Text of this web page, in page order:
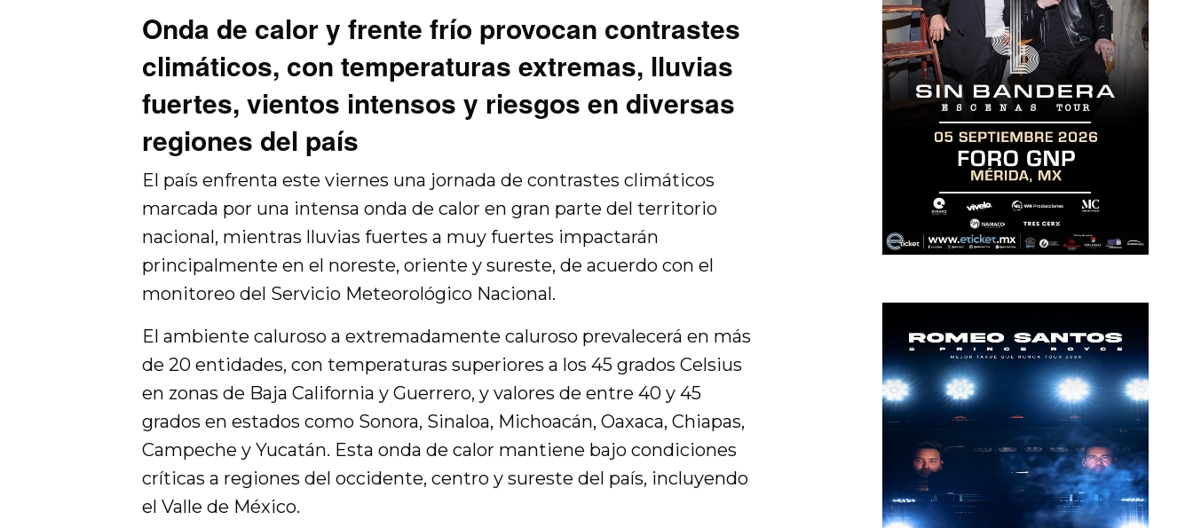
Onda de calor y frente frío provocan contrastes
climáticos, con temperaturas extremas, lluvias
fuertes, vientos intensos y riesgos en diversas
regiones del país
El país enfrenta este viernes una jornada de contrastes climáticos
marcada por una intensa onda de calor en gran parte del territorio
nacional, mientras lluvias fuertes a muy fuertes impactarán
principalmente en el noreste, oriente y sureste, de acuerdo con el
monitoreo del Servicio Meteorológico Nacional.
El ambiente caluroso a extremadamente caluroso prevalecerá en más
de 20 entidades, con temperaturas superiores a los 45 grados Celsius
en zonas de Baja California y Guerrero, y valores de entre 40 y 45
grados en estados como Sonora, Sinaloa, Michoacán, Oaxaca, Chiapas,
Campeche y Yucatán. Esta onda de calor mantiene bajo condiciones
críticas a regiones del occidente, centro y sureste del país, incluyendo
el Valle de México.